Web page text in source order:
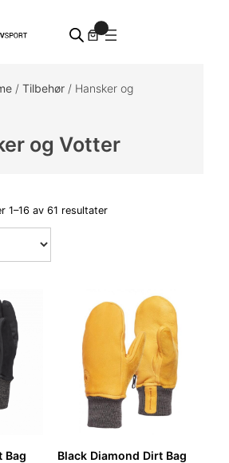
/ Tilbehør / Hansker og
og Votter
1–16 av 61 resultater
Bag
Black Diamond Dirt Bag